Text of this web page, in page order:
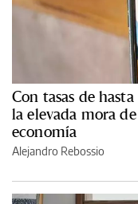
Con tasas de
la elevada mora
economía
Alejandro Rebossio